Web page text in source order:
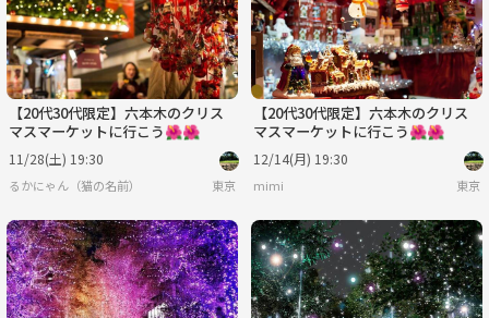
【20代30代限定】六本木のクリス
マスマーケットに行こう🌺🌺
11/28(土) 19:30
るかにゃん（猫の名前） 東京
【20代30代限定】六本木のクリス
マスマーケットに行こう🌺🌺
12/14(月) 19:30
mimi 東京